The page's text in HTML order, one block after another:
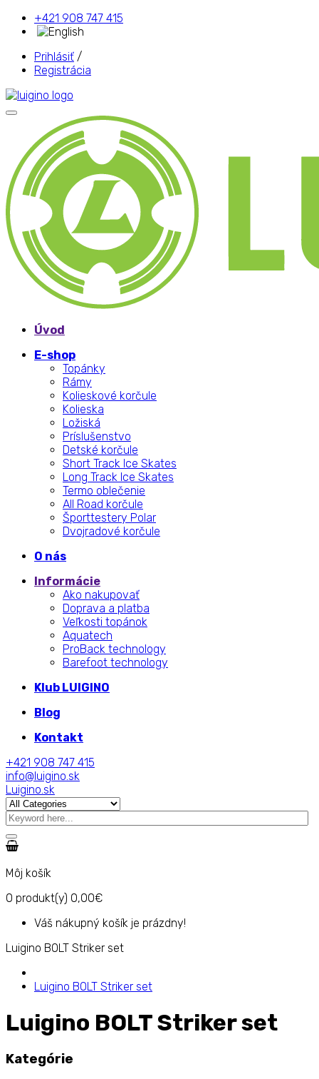
+421 908 747 415
Prihlásiť /
Registrácia
Úvod
E-shop
Topánky
Rámy
Kolieskové korčule
Kolieska
Ložiská
Príslušenstvo
Detské korčule
Short Track Ice Skates
Long Track Ice Skates
Termo oblečenie
All Road korčule
Športtestery Polar
Dvojradové korčule
O nás
Informácie
Ako nakupovať
Doprava a platba
Veľkosti topánok
Aquatech
ProBack technology
Barefoot technology
Klub LUIGINO
Blog
Kontakt
+421 908 747 415
info@luigino.sk
Luigino.sk
Môj košík
0 produkt(y) 0,00€
Váš nákupný košík je prázdny!
Luigino BOLT Striker set
Luigino BOLT Striker set
Luigino BOLT Striker set
Kategórie